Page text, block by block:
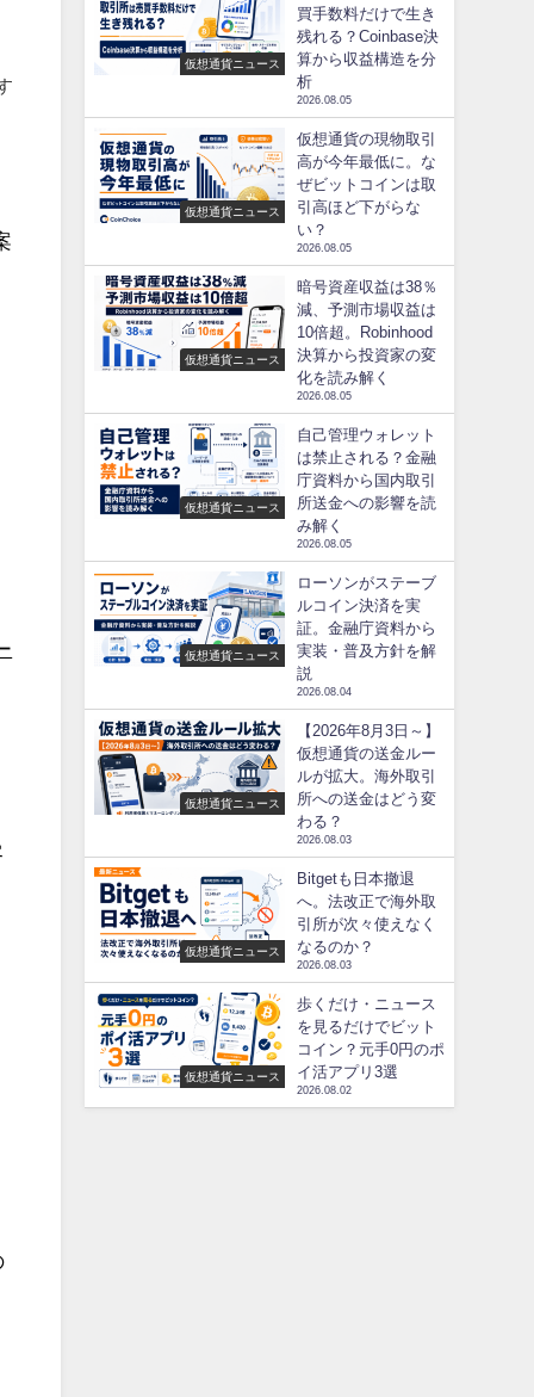
仮想通貨ニュース
買手数料だけで生き
残れる？Coinbase決
算から収益構造を分
析
2026.08.05
仮想通貨ニュース
仮想通貨の現物取引
高が今年最低に。な
ぜビットコインは取
引高ほど下がらな
い？
2026.08.05
仮想通貨ニュース
暗号資産収益は38％
減、予測市場収益は
10倍超。Robinhood
決算から投資家の変
化を読み解く
2026.08.05
仮想通貨ニュース
自己管理ウォレット
は禁止される？金融
庁資料から国内取引
所送金への影響を読
み解く
2026.08.05
仮想通貨ニュース
ローソンがステーブ
ルコイン決済を実
証。金融庁資料から
実装・普及方針を解
説
2026.08.04
仮想通貨ニュース
【2026年8月3日～】
仮想通貨の送金ルー
ルが拡大。海外取引
所への送金はどう変
わる？
2026.08.03
仮想通貨ニュース
Bitgetも日本撤退
へ。法改正で海外取
引所が次々使えなく
なるのか？
2026.08.03
仮想通貨ニュース
歩くだけ・ニュース
を見るだけでビット
コイン？元手0円のポ
イ活アプリ3選
2026.08.02